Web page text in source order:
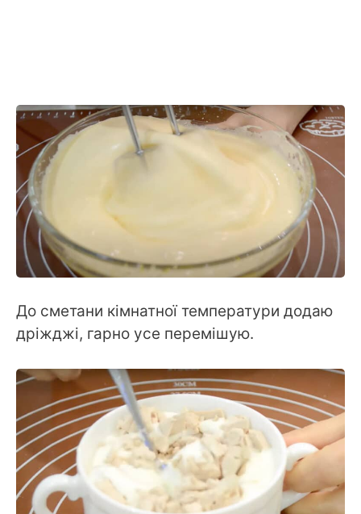
До сметани кімнатної температури додаю
дріжджі, гарно усе перемішую.